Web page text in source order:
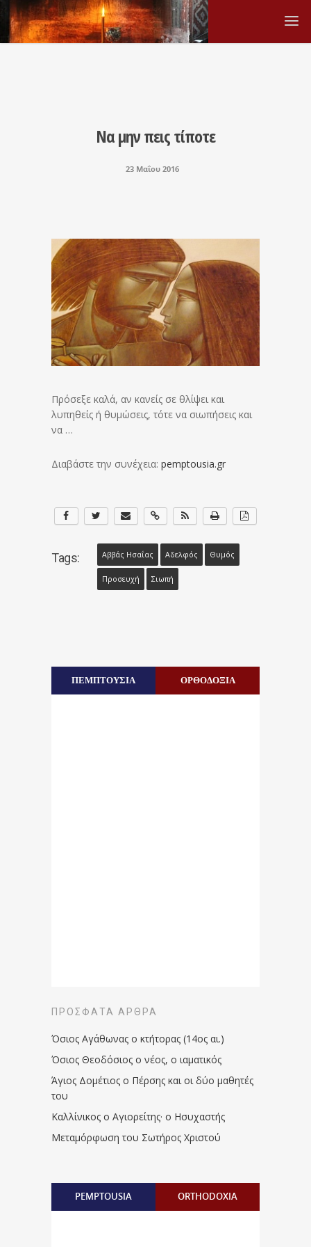
Να μην πεις τίποτε
23 Μαΐου 2016
Πρόσεξε καλά, αν κανείς σε θλίψει και
λυπηθείς ή θυμώσεις, τότε να σιωπήσεις και
να …
Διαβάστε την συνέχεια: pemptousia.gr
Tags: Αββάς Ησαΐας Αδελφός Θυμός
Προσευχή Σιωπή
ΠΕΜΠΤΟΥΣΙΑ ΟΡΘΟΔΟΞΙΑ
ΠΡΌΣΦΑΤΑ ΆΡΘΡΑ
Όσιος Αγάθωνας ο κτήτορας (14ος αι.)
Όσιος Θεοδόσιος ο νέος, ο ιαματικός
Άγιος Δομέτιος ο Πέρσης και οι δύο μαθητές
του
Καλλίνικος ο Αγιορείτης · ο Ησυχαστής
Μεταμόρφωση του Σωτήρος Χριστού
PEMPTOUSIA ORTHODOXIA